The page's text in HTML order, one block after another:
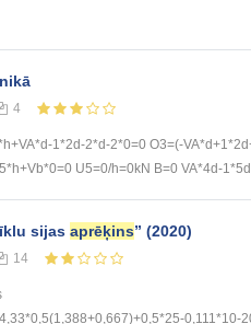
4
1*2d-2*d-2*0=0 O3=(-
U5=0/h=0kN B=0 VA*4d-
sijas aprēķins” (2020)
14
0,111*10-